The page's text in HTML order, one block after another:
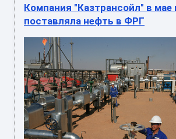
Компания "Казтрансойл" в мае
поставляла нефть в ФРГ